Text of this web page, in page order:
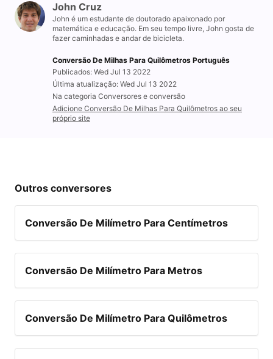
John Cruz
John é um estudante de doutorado apaixonado por
matemática e educação. Em seu tempo livre, John gosta de
fazer caminhadas e andar de bicicleta.
Conversão De Milhas Para Quilômetros Português
Publicados: Wed Jul 13 2022
Última atualização: Wed Jul 13 2022
Na categoria Conversores e conversão
Adicione Conversão De Milhas Para Quilômetros ao seu
próprio site
Outros conversores
Conversão De Milímetro Para Centímetros
Conversão De Milímetro Para Metros
Conversão De Milímetro Para Quilômetros